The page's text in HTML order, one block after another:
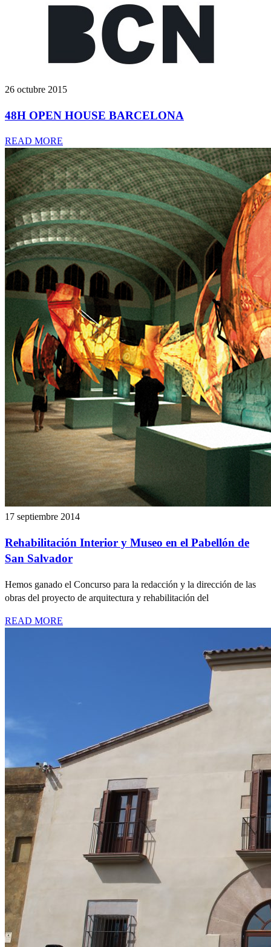
26 octubre 2015
48H OPEN HOUSE BARCELONA
READ MORE
17 septiembre 2014
Rehabilitación Interior y Museo en el Pabellón de
San Salvador
Hemos ganado el Concurso para la redacción y la dirección de las
obras del proyecto de arquitectura y rehabilitación del
READ MORE